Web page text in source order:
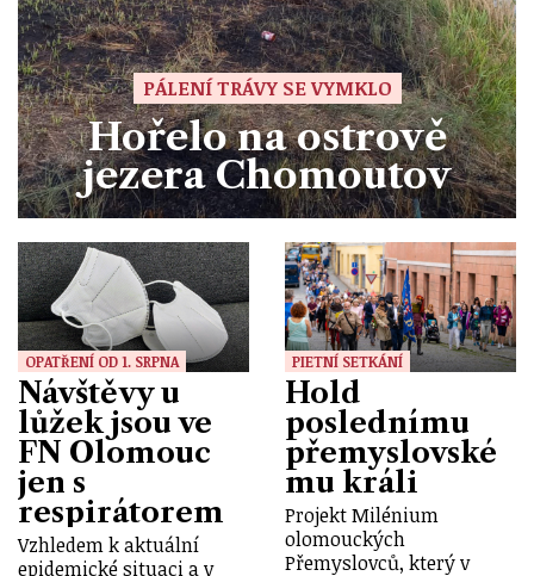
PÁLENÍ TRÁVY SE VYMKLO
Hořelo na ostrově
jezera Chomoutov
OPATŘENÍ OD 1. SRPNA
Návštěvy u
lůžek jsou ve
FN Olomouc
jen s
respirátorem
Vzhledem k aktuální
epidemické situaci a v
PIETNÍ SETKÁNÍ
Hold
poslednímu
přemyslovské
mu králi
Projekt Milénium
olomouckých
Přemyslovců, který v